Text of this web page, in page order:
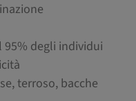
degli individui
terroso, bacche